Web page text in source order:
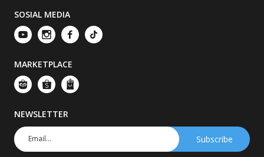
SOSIAL MEDIA
MARKETPLACE
NEWSLETTER